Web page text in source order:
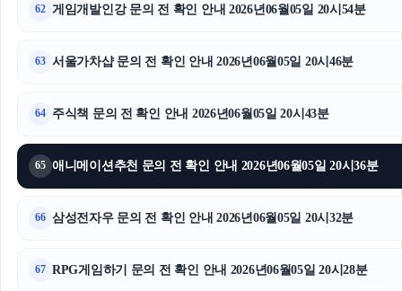
부산휴대폰성지
동탄임플란트
동작하수구막힘
62 게임개발인강 문의 전 확인 안내 2026년06월05일 20시54분
63 서울가차샵 문의 전 확인 안내 2026년06월05일 20시46분
64 주식책 문의 전 확인 안내 2026년06월05일 20시43분
65 애니메이션추천 문의 전 확인 안내 2026년06월05일 20시36분
66 삼성전자우 문의 전 확인 안내 2026년06월05일 20시32분
67 RPG게임하기 문의 전 확인 안내 2026년06월05일 20시28분